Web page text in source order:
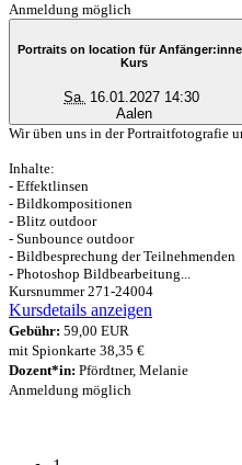
Anmeldung möglich
Portraits on location für
Kurs
Sa. 16.01.2027 14:30
Aalen
Wir üben uns in der Portraitfotografie
Inhalte:
- Effektlinsen
- Bildkompositionen
- Blitz outdoor
- Sunbounce outdoor
- Bildbesprechung der Teilnehmenden
- Photoshop Bildbearbeitung...
Kursnummer 271-24004
Kursdetails anzeigen
Gebühr: 59,00 EUR
mit Spionkarte 38,35 €
Dozent*in: Pfördtner, Melanie
Anmeldung möglich